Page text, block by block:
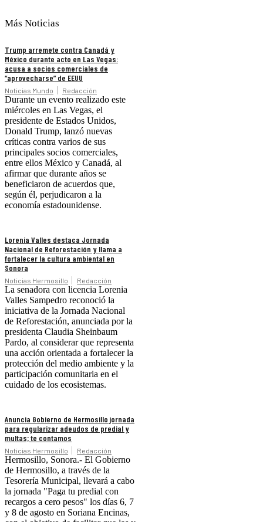
Más Noticias
Trump arremete contra Canadá y
México durante acto en Las Vegas:
acusa a socios comerciales de
“aprovecharse” de EEUU
Noticias Mundo Redacción
Durante un evento realizado este
miércoles en Las Vegas, el
presidente de Estados Unidos,
Donald Trump, lanzó nuevas
críticas contra varios de sus
principales socios comerciales,
entre ellos México y Canadá, al
afirmar que durante años se
beneficiaron de acuerdos que,
según él, perjudicaron a la
economía estadounidense.
Lorenia Valles destaca Jornada
Nacional de Reforestación y llama a
fortalecer la cultura ambiental en
Sonora
Noticias Hermosillo Redacción
La senadora con licencia Lorenia
Valles Sampedro reconoció la
iniciativa de la Jornada Nacional
de Reforestación, anunciada por la
presidenta Claudia Sheinbaum
Pardo, al considerar que representa
una acción orientada a fortalecer la
protección del medio ambiente y la
participación comunitaria en el
cuidado de los ecosistemas.
Anuncia Gobierno de Hermosillo jornada
para regularizar adeudos de predial y
multas; te contamos
Noticias Hermosillo Redacción
Hermosillo, Sonora.- El Gobierno
de Hermosillo, a través de la
Tesorería Municipal, llevará a cabo
la jornada "Paga tu predial con
recargos a cero pesos" los días 6, 7
y 8 de agosto en Soriana Encinas,